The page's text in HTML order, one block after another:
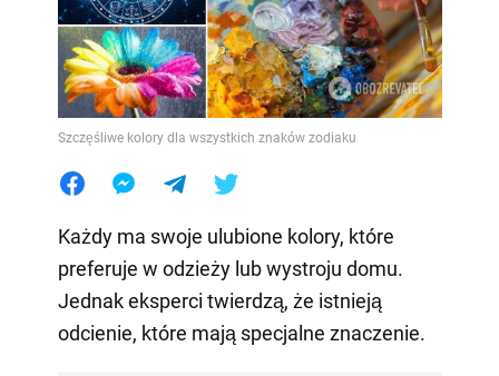
Szczęśliwe kolory dla wszystkich znaków zodiaku
Każdy ma swoje ulubione kolory, które
preferuje w odzieży lub wystroju domu.
Jednak eksperci twierdzą, że istnieją
odcienie, które mają specjalne znaczenie.